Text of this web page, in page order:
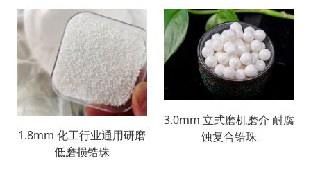
1.8mm 化工行业通用研磨
低磨损锆珠
3.0mm 立式磨机磨介 耐腐
蚀复合锆珠